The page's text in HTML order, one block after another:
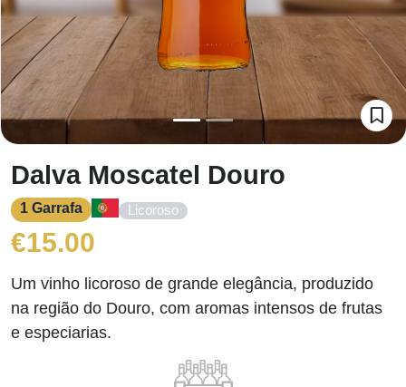
Dalva Moscatel Douro
1 Garrafa Licoroso
€15.00
Um vinho licoroso de grande elegância, produzido
na região do Douro, com aromas intensos de frutas
e especiarias.